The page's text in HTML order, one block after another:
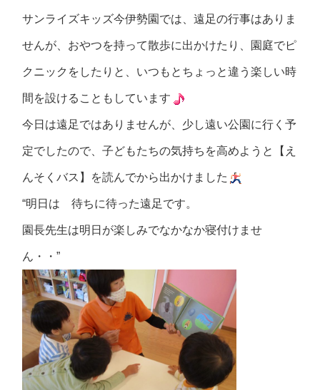
サンライズキッズ今伊勢園では、遠足の行事はありま
せんが、おやつを持って散歩に出かけたり、園庭でピ
クニックをしたりと、いつもとちょっと違う楽しい時
間を設けることもしています
今日は遠足ではありませんが、少し遠い公園に行く予
定でしたので、子どもたちの気持ちを高めようと【え
んそくバス】を読んでから出かけました
“明日は 待ちに待った遠足です。
園長先生は明日が楽しみでなかなか寝付けませ
ん・・”